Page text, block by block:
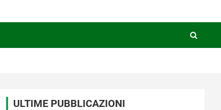
ULTIME PUBBLICAZIONI